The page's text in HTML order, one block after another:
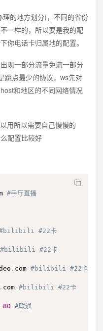
的地方划分)，不同的省份
一样的，所以要是我的配
你电话卡归属地的配置。
现一部分流量免流一部分
跳点最少的协议，ws先对
和地区的不同网络情况
用所以需要自己慢慢的
配置比较好
#手厅直播
#22卡
#bilibili #22卡
. com #bilibili #22卡
. com #bilibili #22卡
80 #联通